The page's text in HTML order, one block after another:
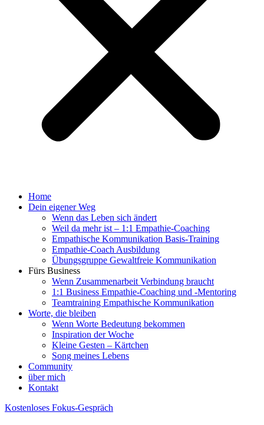
Home
Dein eigener Weg
Wenn das Leben sich ändert
Weil da mehr ist – 1:1 Empathie-Coaching
Empathische Kommunikation Basis-Training
Empathie-Coach Ausbildung
Übungsgruppe Gewaltfreie Kommunikation
Fürs Business
Wenn Zusammenarbeit Verbindung braucht
1:1 Business Empathie-Coaching und -Mentoring
Teamtraining Empathische Kommunikation
Worte, die bleiben
Wenn Worte Bedeutung bekommen
Inspiration der Woche
Kleine Gesten – Kärtchen
Song meines Lebens
Community
über mich
Kontakt
Kostenloses Fokus-Gespräch